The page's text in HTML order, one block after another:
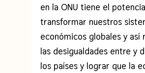
en la ONU tiene el
transformar nuestros
económicos globales y así
las desigualdades entre y
los países y lograr que la